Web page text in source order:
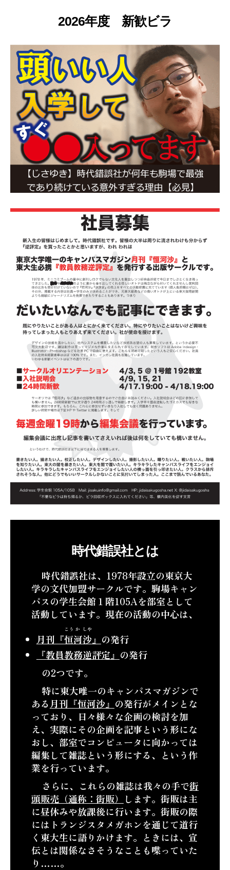
2026年度 新歓ビラ
時代錯誤社とは
時代錯誤社は、1978年設立の東京大
学の文代加盟サークルです。駒場キャン
パスの学生会館１階105Aを部室として
活動しています。現在の活動の中心は、
月刊『恒
こう
河
か
沙
しや
』 の発行
『教員教務逆評定』 の発行
の2つです。
特に東大唯一のキャンパスマガジンで
ある 月刊『恒河沙』 の発行がメインとな
っており、日々様々な企画の検討を加
え、実際にその企画を記事という形にな
おし、部室でコンピュータに向かっては
編集して雑誌という形にする、という作
業を行っています。
さらに、これらの雑誌は我々の手で街
頭販売（通称：街販）
します。街販は主
に昼休みや放課後に行います。街販の際
にはトランジスタメガホンを通じて道行
く東大生に語りかけます。ときには、宣
伝とは関係なさそうなことも喋っていた
り……。